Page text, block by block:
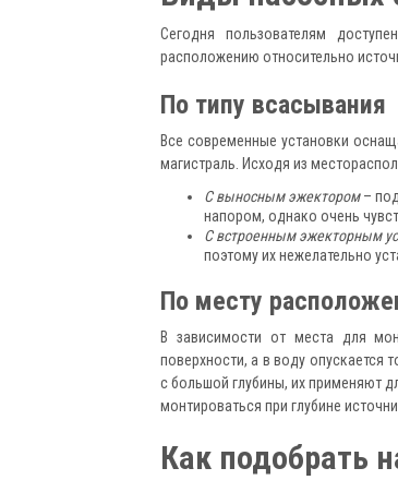
Сегодня пользователям
расположению относительно
По типу всасывания
Все современные установки
магистраль. Исходя из
С выносным эжектором–
напором, однако очень
С встроенным эжекторным
поэтому их нежелательно
По месту
В зависимости от места для
поверхности, а в воду опускается
с большой глубины, их применяют
монтироваться при глубине
Как подобрать